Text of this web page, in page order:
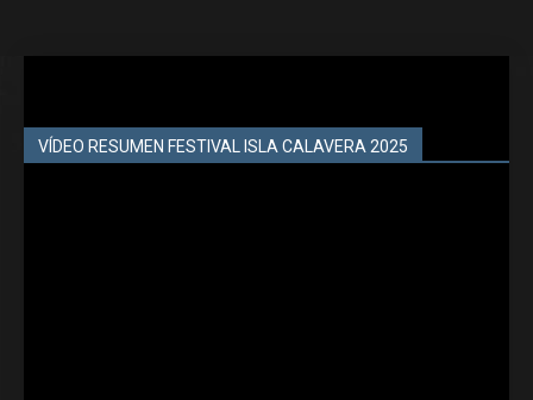
VÍDEO RESUMEN FESTIVAL ISLA CALAVERA 2025